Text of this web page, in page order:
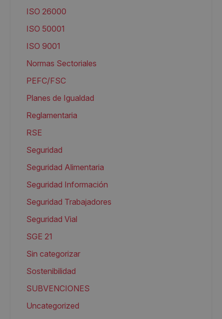
ISO 26000
ISO 50001
ISO 9001
Normas Sectoriales
PEFC/FSC
Planes de Igualdad
Reglamentaria
RSE
Seguridad
Seguridad Alimentaria
Seguridad Información
Seguridad Trabajadores
Seguridad Vial
SGE 21
Sin categorizar
Sostenibilidad
SUBVENCIONES
Uncategorized